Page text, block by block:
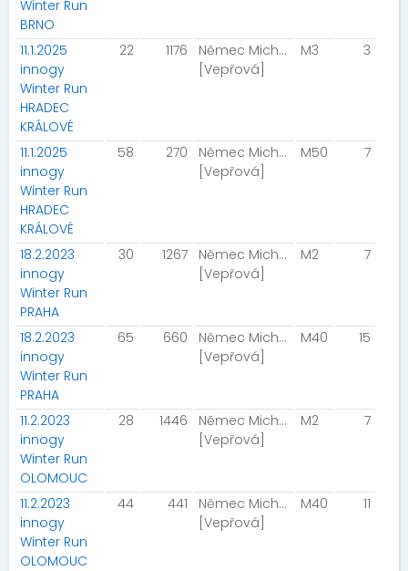
Winter Run
BRNO
11.1.2025
innogy
Winter Run
HRADEC
KRÁLOVÉ
22 1176
Němec Michal
[Vepřová]
M3 3
11.1.2025
innogy
Winter Run
HRADEC
KRÁLOVÉ
58 270
Němec Michal
[Vepřová]
M50 7
18.2.2023
innogy
Winter Run
PRAHA
30 1267
Němec Michal
[Vepřová]
M2 7
18.2.2023
innogy
Winter Run
PRAHA
65 660
Němec Michal
[Vepřová]
M40 15
11.2.2023
innogy
Winter Run
OLOMOUC
28 1446
Němec Michal
[Vepřová]
M2 7
11.2.2023
innogy
Winter Run
OLOMOUC
44 441
Němec Michal
[Vepřová]
M40 11